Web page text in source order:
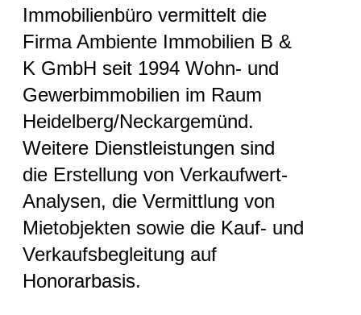
Immobilienbüro vermittelt die
Firma Ambiente Immobilien B &
K GmbH seit 1994 Wohn- und
Gewerbimmobilien im Raum
Heidelberg/Neckargemünd.
Weitere Dienstleistungen sind
die Erstellung von Verkaufwert-
Analysen, die Vermittlung von
Mietobjekten sowie die Kauf- und
Verkaufsbegleitung auf
Honorarbasis.